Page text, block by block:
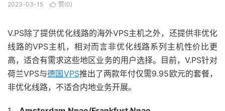
2023-03-15  赞(0)
V.PS除了提供优化线路的海外VPS主机之外，还提供非优化
线路的VPS主机，相对而言非优化线路系列主机性价比更
高，适合有需求这些地区业务的用户选择。目前，V.PS针对
荷兰VPS与德国VPS推出了两款年付仅需9.95欧元的套餐，
非优化线路，不适合内地业务开展。